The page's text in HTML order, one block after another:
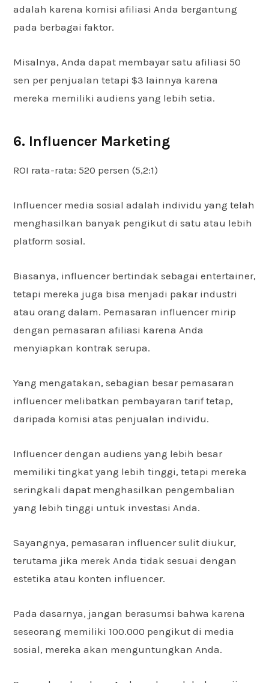
adalah karena komisi afiliasi Anda bergantung
pada berbagai faktor.
Misalnya, Anda dapat membayar satu afiliasi 50
sen per penjualan tetapi $3 lainnya karena
mereka memiliki audiens yang lebih setia.
6. Influencer Marketing
ROI rata-rata: 520 persen (5,2:1)
Influencer media sosial adalah individu yang telah
menghasilkan banyak pengikut di satu atau lebih
platform sosial.
Biasanya, influencer bertindak sebagai entertainer,
tetapi mereka juga bisa menjadi pakar industri
atau orang dalam. Pemasaran influencer mirip
dengan pemasaran afiliasi karena Anda
menyiapkan kontrak serupa.
Yang mengatakan, sebagian besar pemasaran
influencer melibatkan pembayaran tarif tetap,
daripada komisi atas penjualan individu.
Influencer dengan audiens yang lebih besar
memiliki tingkat yang lebih tinggi, tetapi mereka
seringkali dapat menghasilkan pengembalian
yang lebih tinggi untuk investasi Anda.
Sayangnya, pemasaran influencer sulit diukur,
terutama jika merek Anda tidak sesuai dengan
estetika atau konten influencer.
Pada dasarnya, jangan berasumsi bahwa karena
seseorang memiliki 100.000 pengikut di media
sosial, mereka akan menguntungkan Anda.